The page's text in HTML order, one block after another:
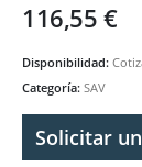
116,55€
Disponibilidad:
Categoría: SAV
Solicitar